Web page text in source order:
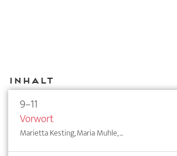
Inhalt
9–11
Vorwort
Marietta Kesting, Maria Muhle, ...